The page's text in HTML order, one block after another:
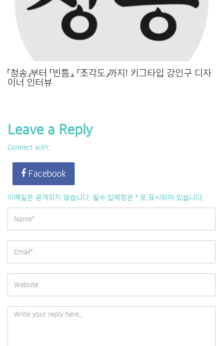
「청송」부터 「빈틈」, 「조각도」까지! 키그타입 강인구 디자
이너 인터뷰
Leave a Reply
Connect with:
Facebook
이메일은 공개되지 않습니다. 필수 입력창은 * 로 표시되어 있습니다.